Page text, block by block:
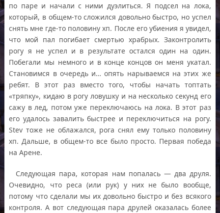
по паре и начали с ними дуэлиться. Я подсел на лока,
который, в общем-то сложился довольно быстро, но успел
снять мне где-то половину хп. После его убиения я увидел,
что мой пал погибает смертью храбрых. Законтролить
рогу я не успел и в результате остался один на один.
Побегали мы немного и в конце концов он меня укатал.
Становимся в очередь и… опять нарываемся на этих же
ребят. В этот раз вместо того, чтобы начать топтать
«тряпку», кидаю в рогу ловушку и на несколько секунд его
сажу в лед, потом уже переключаюсь на лока. В этот раз
его удалось завалить быстрее и переключиться на рогу.
Stev тоже не облажался, рога снял ему только половину
хп. Дальше, в общем-то все было просто. Первая победа
на Арене.
Следующая пара, которая нам попалась — два друля.
Очевидно, что реса (или рук) у них не было вообще,
потому что сделали мы их довольно быстро и без всякого
контроля. А вот следующая пара друлей оказалась более